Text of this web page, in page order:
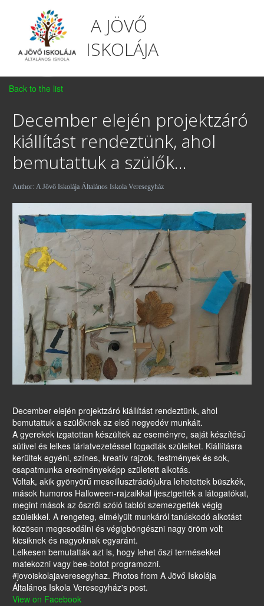
A JÖVŐ
ISKOLÁJA
Back to the list
December elején projektzáró
kiállítást rendeztünk, ahol
bemutattuk a szülők...
Author: A Jövő Iskolája Általános Iskola Veresegyház
December elején projektzáró kiállítást rendeztünk, ahol
bemutattuk a szülőknek az első negyedév munkáit.
A gyerekek izgatottan készültek az eseményre, saját készítésű
sütivel és lelkes tárlatvezetéssel fogadták szüleiket. Kiállításra
kerültek egyéni, színes, kreatív rajzok, festmények és sok,
csapatmunka eredményeképp született alkotás.
Voltak, akik gyönyörű meseillusztrációjukra lehetettek büszkék,
mások humoros Halloween-rajzaikkal ijesztgették a látogatókat,
megint mások az őszről szóló tablót szemezgették végig
szüleikkel. A rengeteg, elmélyült munkáról tanúskodó alkotást
közösen megcsodálni és végigböngészni nagy öröm volt
kicsiknek és nagyoknak egyaránt.
Lelkesen bemutatták azt is, hogy lehet őszi termésekkel
matekozni vagy bee-botot programozni.
#jovoiskolajaveresegyhaz. Photos from A Jövő Iskolája
Általános Iskola Veresegyház's post.
View on Facebook